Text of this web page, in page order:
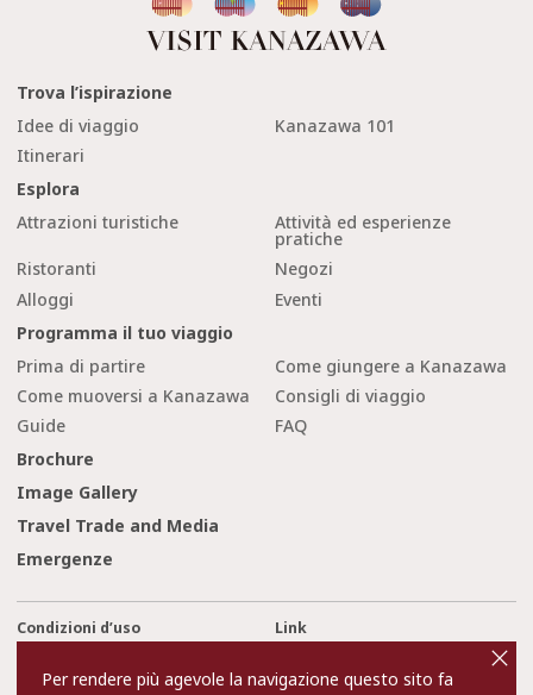
Trova l’ispirazione
Idee di viaggio
Kanazawa 101
Itinerari
Esplora
Attrazioni turistiche
Attività ed esperienze
pratiche
Ristoranti
Negozi
Alloggi
Eventi
Programma il tuo viaggio
Prima di partire
Come giungere a Kanazawa
Come muoversi a Kanazawa
Consigli di viaggio
Guide
FAQ
Brochure
Image Gallery
Travel Trade and Media
Emergenze
Condizioni d’uso
Link
Per rendere più agevole la navigazione questo sito fa
o
s